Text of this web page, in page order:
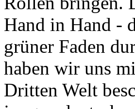
Hand in Hand -
grüner Faden
haben wir uns
Dritten Welt